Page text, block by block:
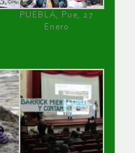
PUEBLA, Pue, 27
Enero